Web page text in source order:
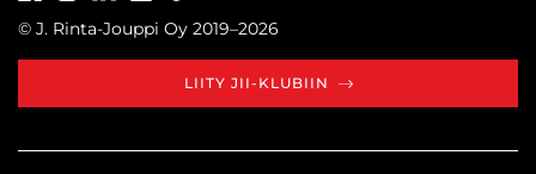
© J. Rinta-Jouppi Oy 2019–2026
LIITY JII-KLUBIIN